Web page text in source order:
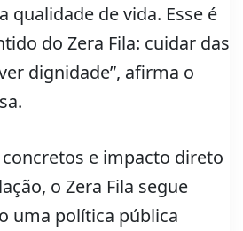
qualidade de vida. Esse é
do Zera Fila: cuidar das
dignidade”, afirma o
e impacto direto
o Zera Fila segue
uma política pública